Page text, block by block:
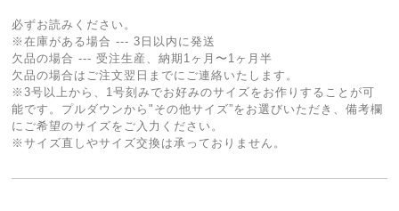
必ずお読みください。
※在庫がある場合 --- 3日以内に発送
欠品の場合 --- 受注生産、納期1ヶ月〜1ヶ月半
欠品の場合はご注文翌日までにご連絡いたします。
※3号以上から、1号刻みでお好みのサイズをお作りすることが可
能です。プルダウンから"その他サイズ”をお選びいただき、備考欄
にご希望のサイズをご入力ください。
※サイズ直しやサイズ交換は承っておりません。